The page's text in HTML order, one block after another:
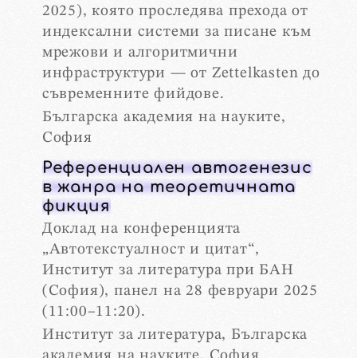
2025), която проследява прехода от
индексални системи за писане към
мрежови и алгоритмични
инфраструктури — от Zettelkasten до
съвременните фийдове.
Българска академия на науките,
София
Референциален автогенезис
в жанра на теоретичната
фикция
Доклад на конференцията
„Автотекстуалност и цитат“,
Институт за литература при БАН
(София), панел на 28 февруари 2025
(11:00–11:20).
Институт за литература, Българска